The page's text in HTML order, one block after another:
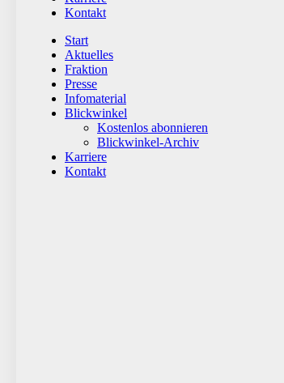
Kontakt
Start
Aktuelles
Fraktion
Presse
Infomaterial
Blickwinkel
Kostenlos abonnieren
Blickwinkel-Archiv
Karriere
Kontakt